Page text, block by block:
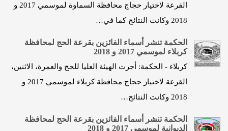
القرعة لاختيار حجاج محافظة السماوة لموسمي 2017 و
2018 وكانت النتائج كما في…
الحكمة تنشر أسماء الفائزين بقرعة الحج لمحافظة
كربلاء لموسمي 2017 و 2018
كربلاء - الحكمة: أجرت الهيئة العليا للحج والعمرة، الاثنين،
القرعة لاختيار حجاج محافظة كربلاء لموسمي 2017 و
2018 وكانت النتائج…
الحكمة تنشر أسماء الفائزين بقرعة الحج لمحافظة
الديوانية لموسمي 2017 و 2018